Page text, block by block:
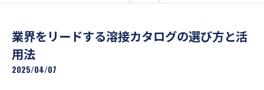
業界をリードする溶接カタログの選び方と活
用法
2025/04/07